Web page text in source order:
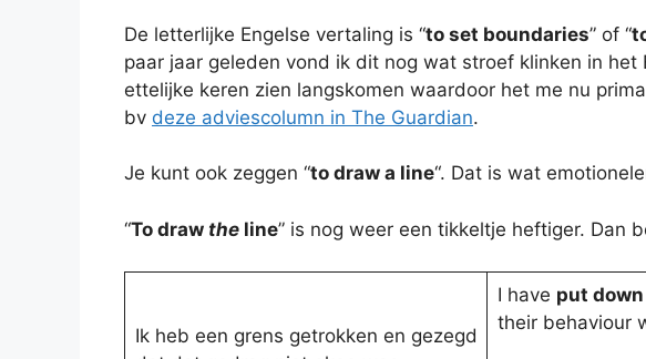
De letterlijke Engelse vertaling is “to set boundaries” of “
paar jaar geleden vond ik dit nog wat stroef klinken in het
ettelijke keren zien langskomen waardoor het me nu
bv deze adviescolumn in The Guardian.
Je kunt ook zeggen “to draw a line“. Dat is wat
“To draw the line” is nog weer een tikkeltje heftiger. Dan
Ik heb een grens getrokken en gezegd
I have put
their behaviour